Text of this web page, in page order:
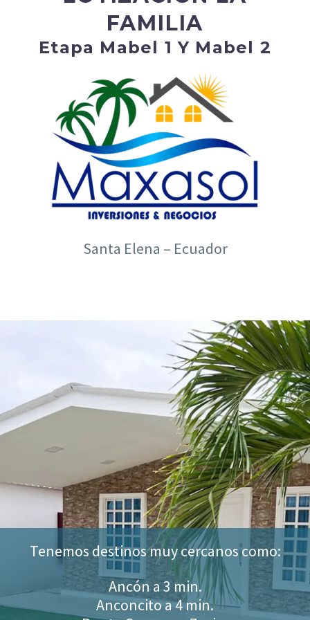
FAMILIA
Etapa Mabel 1 Y Mabel 2
Santa Elena – Ecuador
Tenemos destinos muy cercanos como:
Ancón a 3 min.
Anconcito a 4 min.